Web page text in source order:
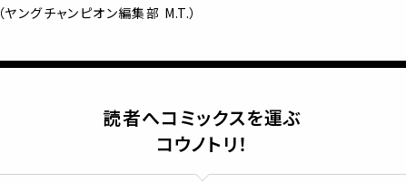
（ヤングチャンピオン編集部 M.T.）
読者へコミックスを運ぶ
コウノトリ！